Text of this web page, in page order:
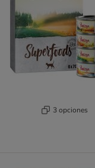
3 opciones